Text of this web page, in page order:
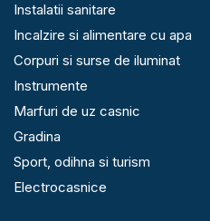
Instalatii sanitare
Incalzire si alimentare cu apa
Corpuri si surse de iluminat
Instrumente
Marfuri de uz casnic
Gradina
Sport, odihna si turism
Electrocasnice